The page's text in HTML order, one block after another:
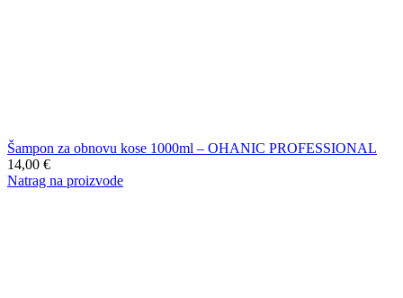
Šampon za obnovu kose 1000ml – OHANIC PROFESSIONAL
14,00 €
Natrag na proizvode